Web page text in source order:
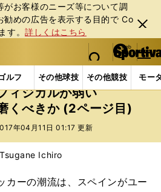
がお客様のニーズ等について調
勧めの広告を表⽰する⽬的で Co
す。詳しくはこちら
閉じ
る
web Sportiva (webスポルティーバ)
検索
マイペ
ー
ジ
メニュ
ルフ その他球技 その他競技 モー
Jリーグ他 福田正博 福田正
ィジカルが弱い
くべきか (2ページ目)
年04月11日 01:17 更新
Ichiro
ーの潮流は、スペインがユー